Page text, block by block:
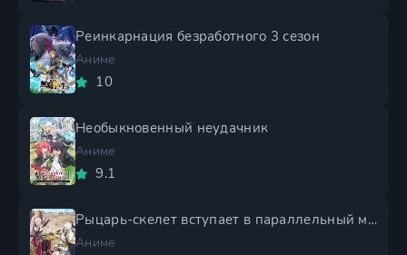
Реинкарнация безработного 3 сезон
Аниме
10
Необыкновенный неудачник
Аниме
9.1
Рыцарь-скелет вступает в параллельный мир 2 сезон
Аниме